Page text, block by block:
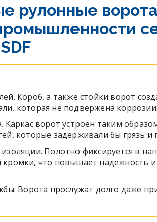
рулонные
Короб, а также стойки ворот
которая не подвержена коррозии.
Каркас ворот устроен таким
которые задерживали бы грязь и
Полотно фиксируется в
что повышает надежность
Ворота прослужат долго даже